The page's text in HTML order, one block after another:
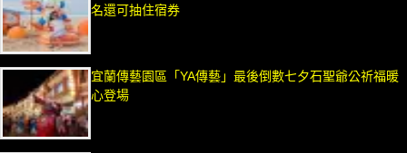
名還可抽住宿券
宜蘭傳藝園區「YA傳藝」最後倒數七夕石聖爺公祈福暖
心登場